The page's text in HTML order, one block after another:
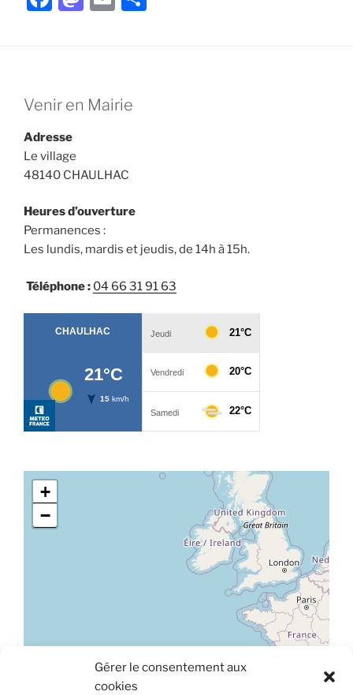
Gérer le consentement aux
cookies
b
o
k
d
Venir en Mairie
Adresse
Le village
48140 CHAULHAC
Heures d’ouverture
Permanences :
Les lundis, mardis et jeudis, de 14h à 15h.
Téléphone : 04 66 31 91 63
+
−
Leaflet|© OpenStreetMap